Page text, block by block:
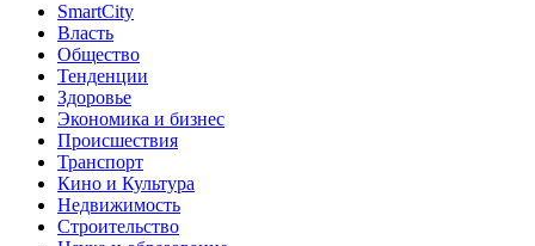
SmartCity
Власть
Общество
Тенденции
Здоровье
Экономика и бизнес
Происшествия
Транспорт
Кино и Культура
Недвижимость
Строительство